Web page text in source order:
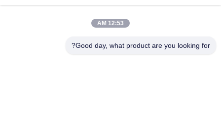
ملصقات تطريز كلاسيكية عالية مخصصة من المصنع لملابس الملابس
في الملابس
12:53 AM
Good day, what product are you looking for?